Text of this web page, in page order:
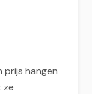
prijs hangen
ze